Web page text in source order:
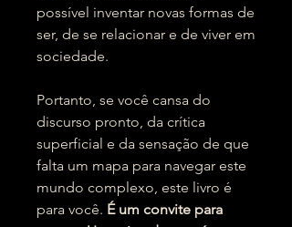
possível inventar novas formas de
ser, de se relacionar e de viver em
sociedade.
Portanto, se você cansa do
discurso pronto, da crítica
superficial e da sensação de que
falta um mapa para navegar este
mundo complexo, este livro é
para você. É um convite para